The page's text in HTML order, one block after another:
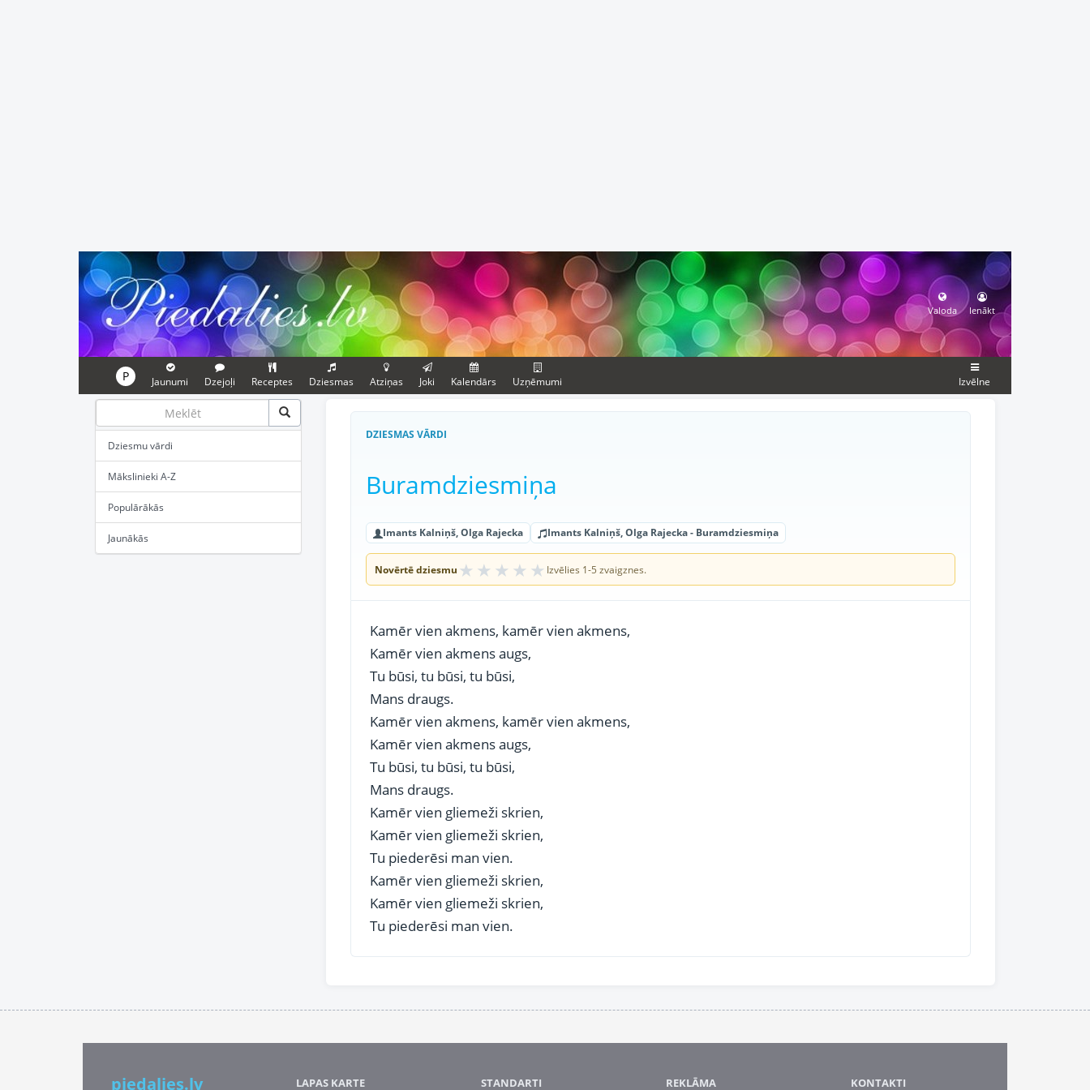
Valoda Ienākt
P Jaunumi Dzejoļi Receptes Dziesmas Atziņas Joki Kalendārs Uzņēmumi Izvēlne
Dziesmu vārdi
Mākslinieki A-Z
Populārākās
Jaunākās
DZIESMAS VĀRDI
Buramdziesmiņa
Imants Kalniņš, Olga Rajecka Imants Kalniņš, Olga Rajecka - Buramdziesmiņa
Novērtē dziesmu ★ ★ ★ ★ ★ Izvēlies 1-5 zvaigznes.
Kamēr vien akmens, kamēr vien akmens,
Kamēr vien akmens augs,
Tu būsi, tu būsi, tu būsi,
Mans draugs.
Kamēr vien akmens, kamēr vien akmens,
Kamēr vien akmens augs,
Tu būsi, tu būsi, tu būsi,
Mans draugs.
Kamēr vien gliemeži skrien,
Kamēr vien gliemeži skrien,
Tu piederēsi man vien.
Kamēr vien gliemeži skrien,
Kamēr vien gliemeži skrien,
Tu piederēsi man vien.
piedalies.lv LAPAS KARTE STANDARTI REKLĀMA KONTAKTI